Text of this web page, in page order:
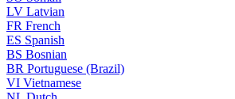
LV Latvian
FR French
ES Spanish
BS Bosnian
BR Portuguese (Brazil)
VI Vietnamese